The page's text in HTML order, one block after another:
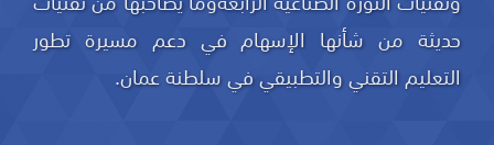
حديثة من شأنها الإسهام في دعم مسيرة تطور
التعليم التقني والتطبيقي في سلطنة عمان.